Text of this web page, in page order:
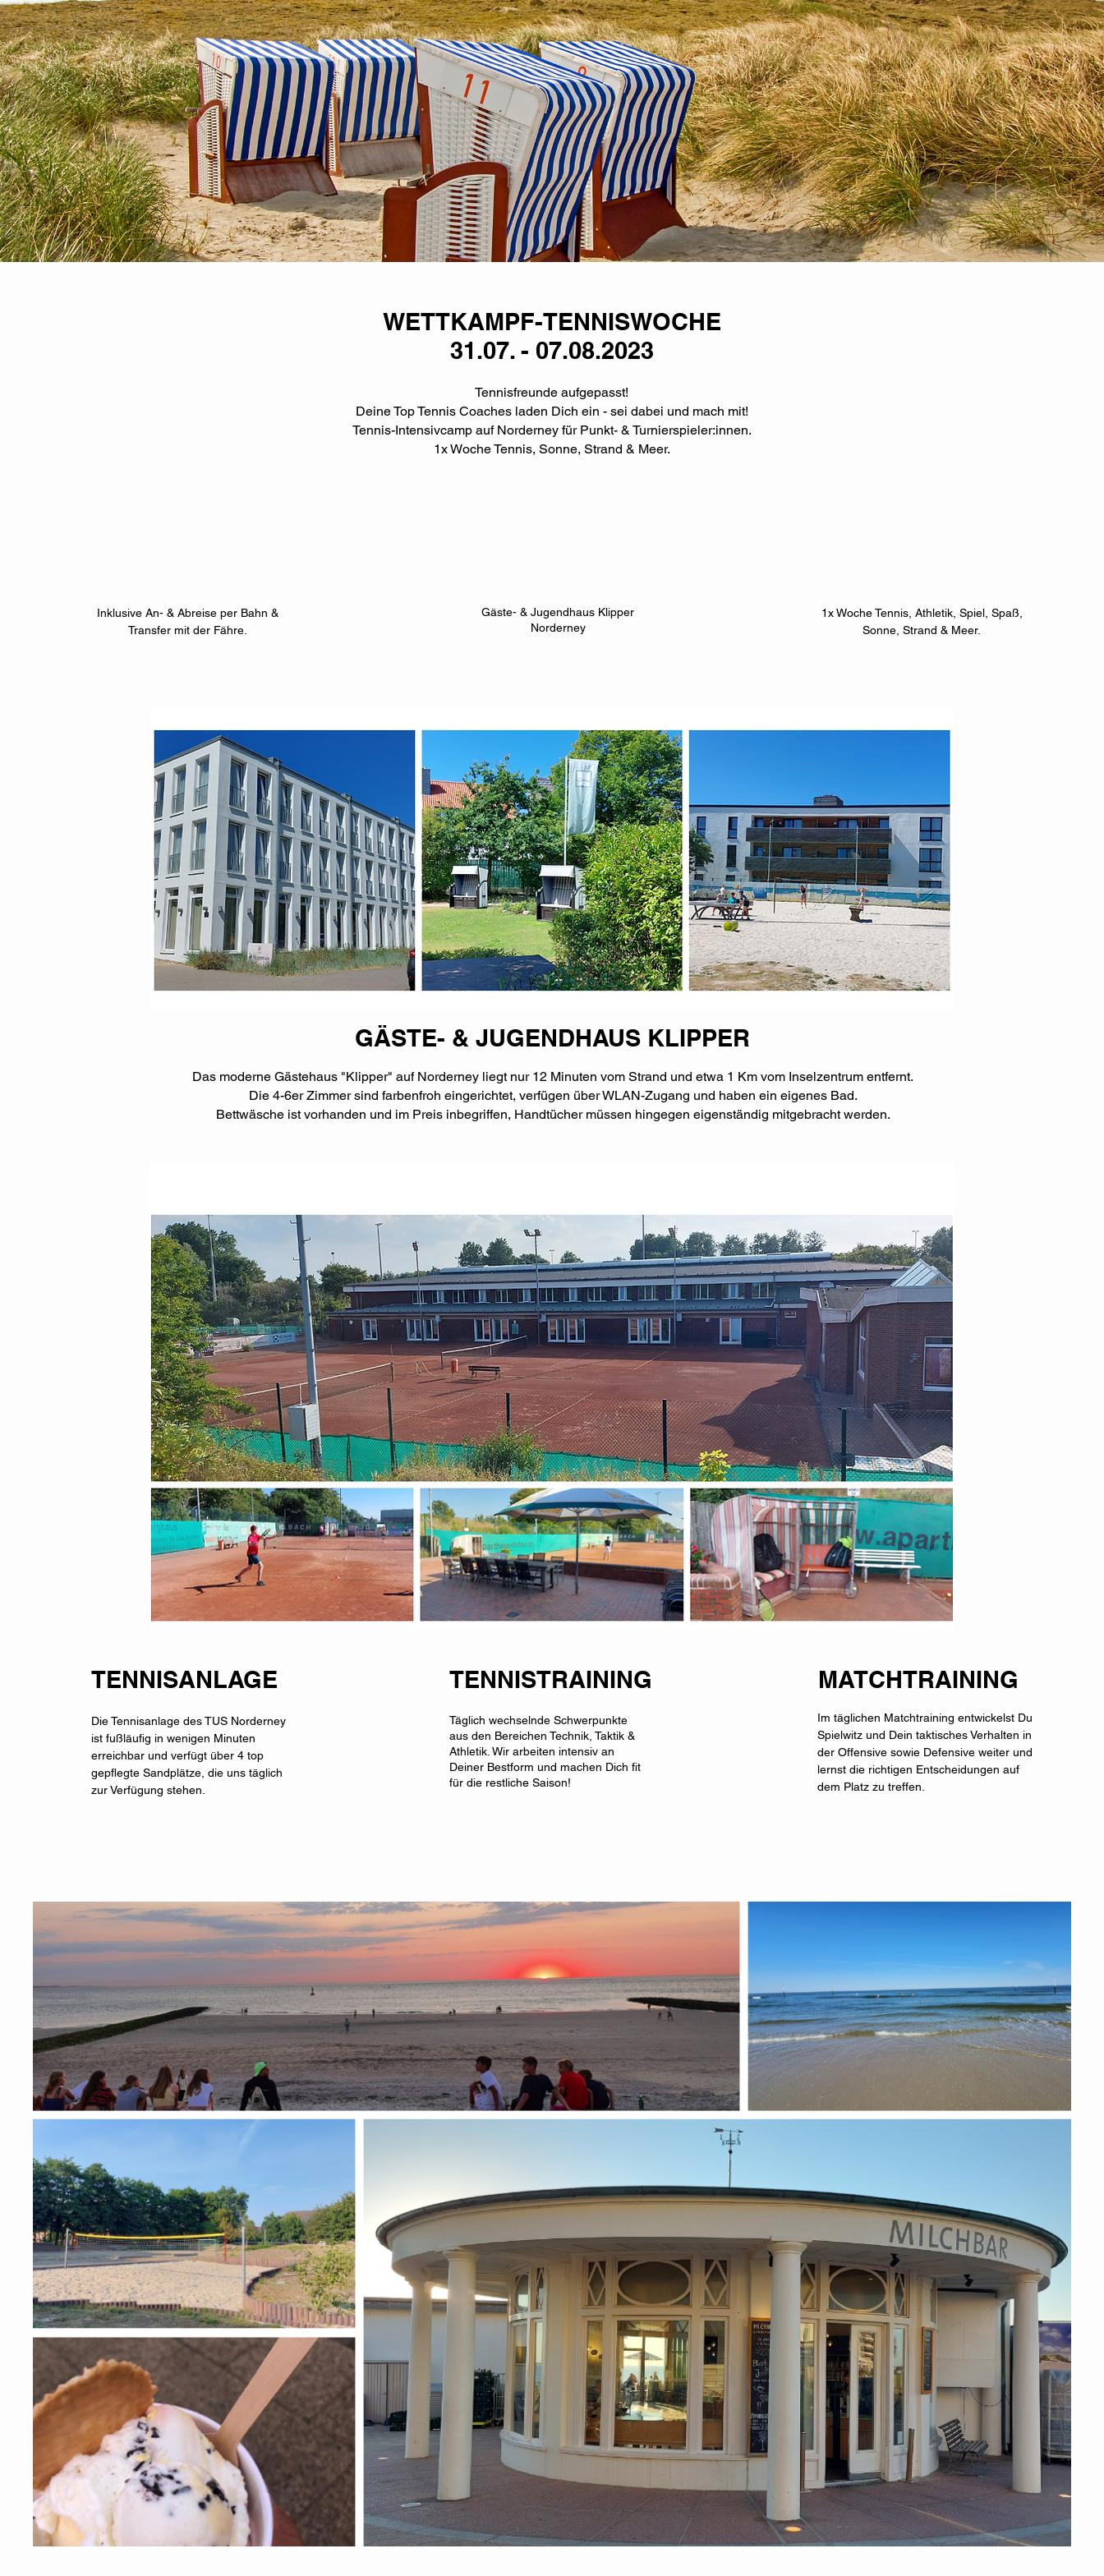
WETTKAMPF-TENNISWOCHE
31.07. - 07.08.2023
Tennisfreunde aufgepasst!
Deine Top Tennis Coaches laden Dich ein - sei dabei und mach mit!
Tennis-Intensivcamp auf Norderney für Punkt- & Turnierspieler:innen.
1x Woche Tennis, Sonne, Strand & Meer.
Inklusive An- & Abreise per Bahn &
Transfer mit der Fähre.
Gäste- & Jugendhaus Klipper
Norderney
1x Woche Tennis, Athletik, Spiel, Spaß,
Sonne, Strand & Meer.
GÄSTE- & JUGENDHAUS KLIPPER
Das moderne Gästehaus "Klipper" auf Norderney liegt nur 12 Minuten vom Strand und etwa 1 Km vom Inselzentrum entfernt.
Die 4-6er Zimmer sind farbenfroh eingerichtet, verfügen über WLAN-Zugang und haben ein eigenes Bad.
Bettwäsche ist vorhanden und im Preis inbegriffen, Handtücher müssen hingegen eigenständig mitgebracht werden.
TENNISANLAGE
Die Tennisanlage des TUS Norderney
ist fußläufig in wenigen Minuten
erreichbar und verfügt über 4 top
gepflegte Sandplätze, die uns täglich
zur Verfügung stehen.
TENNISTRAINING
Täglich wechselnde Schwerpunkte
aus den Bereichen Technik, Taktik &
Athletik. Wir arbeiten intensiv an
Deiner Bestform und machen Dich fit
für die restliche Saison!
MATCHTRAINING
Im täglichen Matchtraining entwickelst Du
Spielwitz und Dein taktisches Verhalten in
der Offensive sowie Defensive weiter und
lernst die richtigen Entscheidungen auf
dem Platz zu treffen.